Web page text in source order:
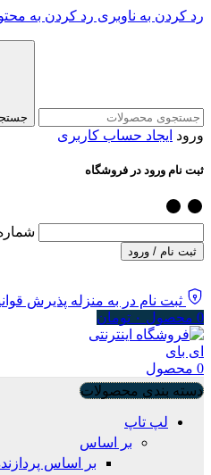
رد کردن به ناوبری رد کردن به
ورود ایجاد حساب کاربری
ثبت نام ورود در فروشگاه
ثبت نام / ورود
ثبت نام در به منزله پذیرش
0 محصول ۰ تومان
0 محصول
دسته بندی محصولات
لپ تاپ
بر اساس
بر اساس